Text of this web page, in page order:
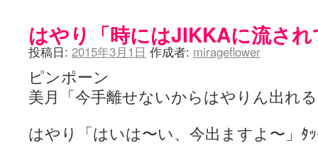
Yaranakya » 咲-Saki- / 国際最萌リーグは園城寺怜ちゃんに一票を入れ
おもちがなくてもだいじょうぶ / 咲と照の確執【プリン】 (16:10)
咲-Saki-の舞台が特定されたら、行くしかないでしょ / ブログを引っ越
りりーがーる（仮） / 虎姫 カラオケ編っぽい小ネタ
洋榎-youka- / お知らせ
おっきするー咲ブログ / side-A VS side-B 野球対決 (10:30)
飛鳥の巣 - 咲-Saki- / 咲キャラがギタリストだったら...【風越編】
はやり「時にはJIKKAに流さ
投稿日: 2015年3月1日 作成者: mirageflower
ピンポーン
美月「今手離せないからはやりん出れ
はやり「はいは〜い、今出ますよ〜」ﾀｯ